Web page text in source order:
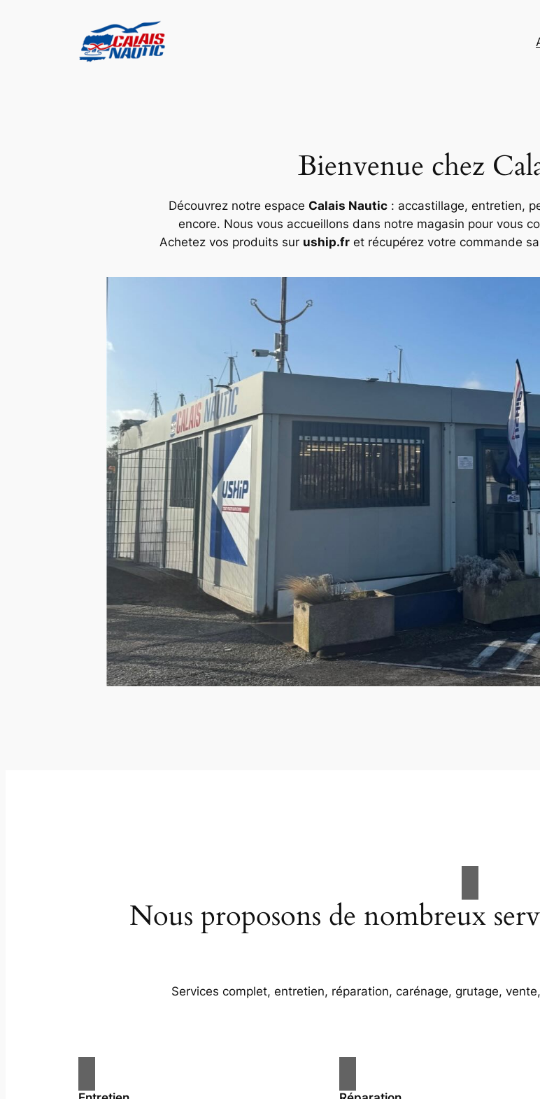
Bienvenue chez
Découvrez notre espace Calais Nautic: accastillage, entretien,
encore. Nous vous accueillons dans notre magasin pour vous
Achetez vos produits sur uship.fr et récupérez votre commande
Nous proposons de nombreux
Services complet, entretien, réparation, carénage, grutage,